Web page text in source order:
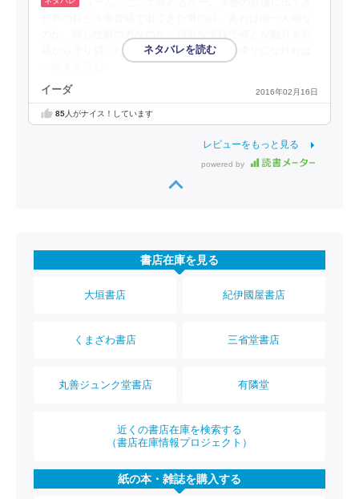
親から守り切った悟。それが雛月の今後の幸せになれれば
イーダ 2016年02月16日
85人がナイス！しています
レビューをもっと見る
powered by
書店在庫を見る
大垣書店 紀伊國屋書店
くまざわ書店 三省堂書店
丸善ジュンク堂書店 有隣堂
近くの書店在庫を検索する
（書店在庫情報プロジェクト）
紙の本・雑誌を購入する